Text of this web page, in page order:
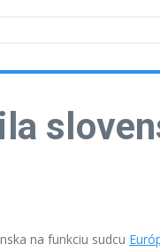
na funkciu sudcu